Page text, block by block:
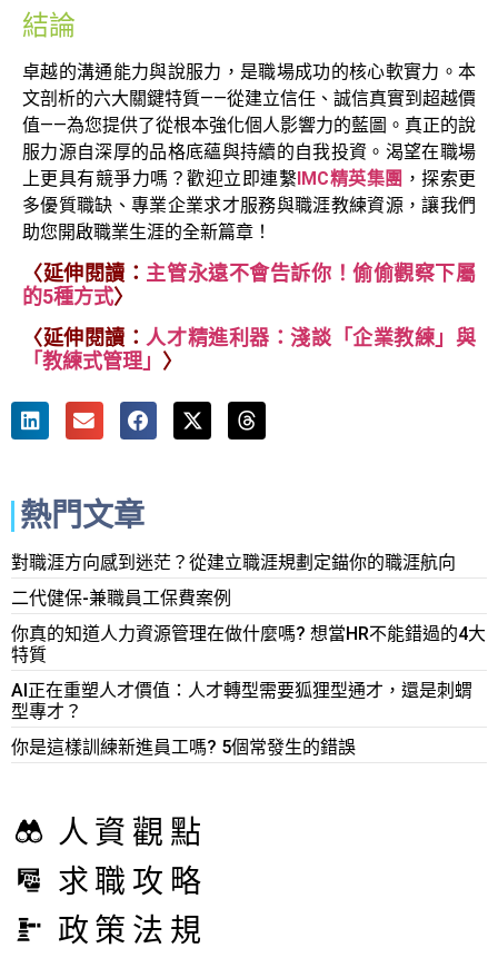
結論
卓越的溝通能力與說服力，是職場成功的核心軟實力。本
文剖析的六大關鍵特質——從建立信任、誠信真實到超越價
值——為您提供了從根本強化個人影響力的藍圖。真正的說
服力源自深厚的品格底蘊與持續的自我投資。渴望在職場
上更具有競爭力嗎？歡迎立即連繫IMC精英集團 ，探索更
多優質職缺、專業企業求才服務與職涯教練資源，讓我們
助您開啟職業生涯的全新篇章！
〈延伸閱讀： 主管永遠不會告訴你！偷偷觀察下屬
的5種方式〉
〈延伸閱讀：人才精進利器：淺談「企業教練」與
「教練式管理」 〉
熱門文章
對職涯方向感到迷茫？從建立職涯規劃定錨你的職涯航向
二代健保-兼職員工保費案例
你真的知道人力資源管理在做什麼嗎? 想當HR不能錯過的4大
特質
AI正在重塑人才價值：人才轉型需要狐狸型通才，還是刺蝟
型專才？
你是這樣訓練新進員工嗎? 5個常發生的錯誤
人資觀點
求職攻略
政策法規